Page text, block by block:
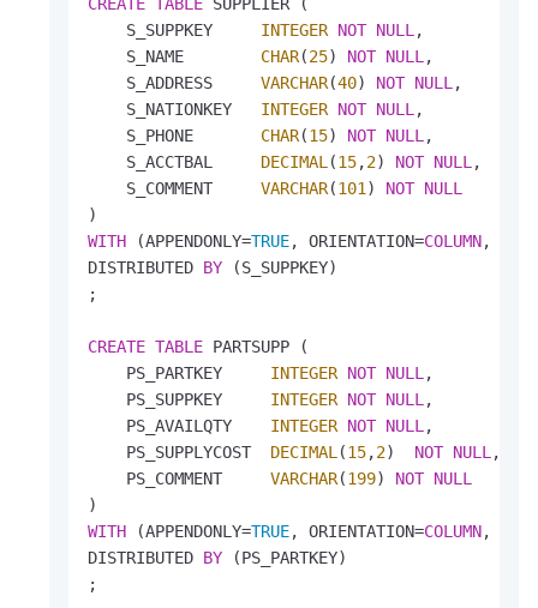
    S_SUPPKEY
INTEGER NOT NULL ,
    S_NAME
CHAR(25) NOT NULL ,
    S_ADDRESS
VARCHAR(40) NOT NULL ,
    S_NATIONKEY
INTEGER NOT NULL ,
    S_PHONE
CHAR(15) NOT NULL ,
    S_ACCTBAL
DECIMAL (15,2) NOT NULL ,
    S_COMMENT
VARCHAR(101 ) NOT NULL
WITH (APPENDONLY=TRUE, ORIENTATION=COLUMN,
DISTRIBUTED BY (S_SUPPKEY)
;
CREATE TABLE PARTSUPP (
    PS_PARTKEY
INTEGER NOT NULL ,
    PS_SUPPKEY
INTEGER NOT NULL ,
    PS_AVAILQTY
INTEGER NOT NULL ,
    PS_SUPPLYCOST
DECIMAL (15,2) NOT NULL ,
    PS_COMMENT
VARCHAR(199) NOT NULL
WITH (APPENDONLY=TRUE, ORIENTATION=COLUMN,
DISTRIBUTED BY (PS_PARTKEY)
;